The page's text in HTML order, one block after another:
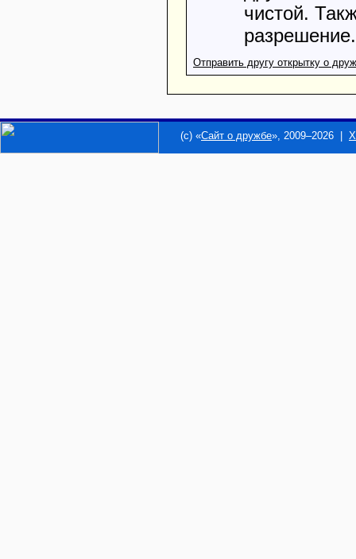
чистой.
разрешение.
Отправить другу открытку о
(c) «Сайт о дружбе», 2009–2026 |